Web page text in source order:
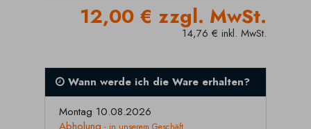
12,00 € zzgl. MwSt.
14,76 € inkl. MwSt.
Wann werde ich die Ware erhalten?
Montag 10.08.2026